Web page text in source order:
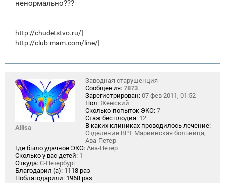
ненормально???
http://chudetstvo.ru/]
http://club-mam.com/line/]
Allisa
Заводная старушенция
Сообщения: 7873
Зарегистрирован: 07 фев 2011, 01:52
Пол: Женский
Сколько попыток ЭКО: 7
Стаж бесплодия: 12
В каких клиниках проводилось лечение:
Отделение ВРТ Мариинская больница,
Ава-Петер
Где было удачное ЭКО: Ава-Петер
Сколько у вас детей: 1
Откуда: С-Петербург
Благодарил (а): 1118 раз
Поблагодарили: 1968 раз